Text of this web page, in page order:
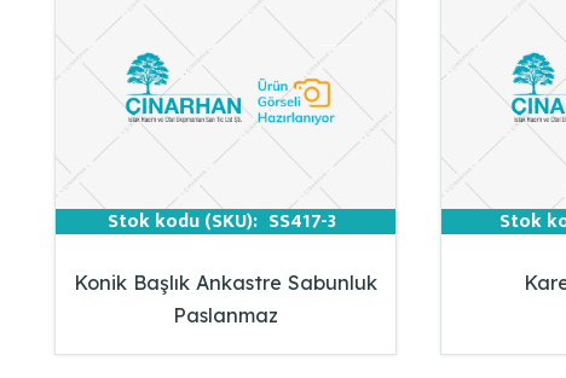
Stok kodu (SKU): SS417-3
Konik Başlık Ankastre Sabunluk
Paslanmaz
Stok